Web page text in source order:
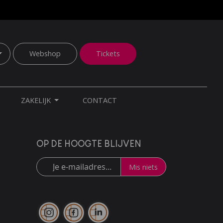
Webshop Tickets
ZAKELIJK CONTACT
OP DE HOOGTE BLIJVEN
Mis niets